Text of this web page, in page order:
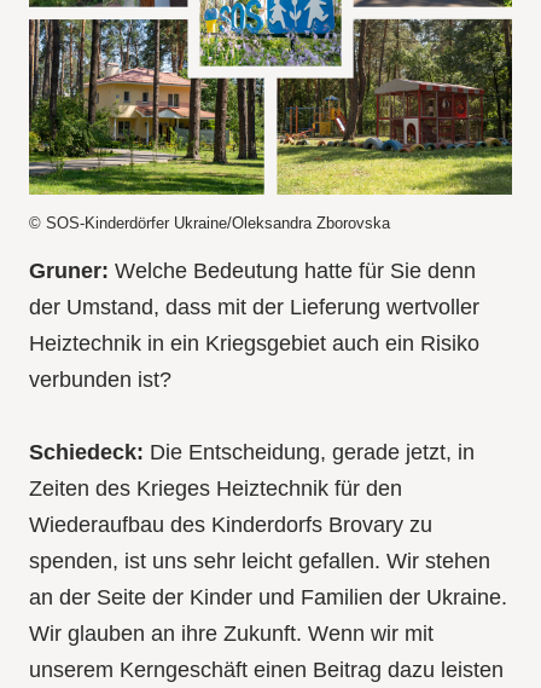
© SOS-Kinderdörfer Ukraine/Oleksandra Zborovska
Gruner: Welche Bedeutung hatte für Sie denn
der Umstand, dass mit der Lieferung wertvoller
Heiztechnik in ein Kriegsgebiet auch ein Risiko
verbunden ist?
Schiedeck: Die Entscheidung, gerade jetzt, in
Zeiten des Krieges Heiztechnik für den
Wiederaufbau des Kinderdorfs Brovary zu
spenden, ist uns sehr leicht gefallen. Wir stehen
an der Seite der Kinder und Familien der Ukraine.
Wir glauben an ihre Zukunft. Wenn wir mit
unserem Kerngeschäft einen Beitrag dazu leisten